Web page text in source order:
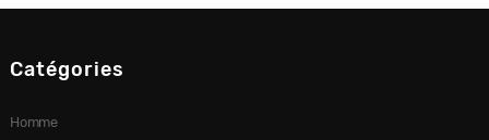
Catégories
Homme